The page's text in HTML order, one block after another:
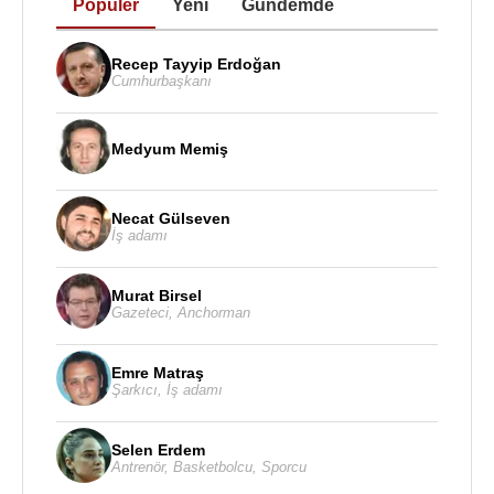
Mary, 19 yıl tutsak kaldı. En sonunda
yapılan başarısız suikast girişiminden sonra yani
tarihe Babington komplosu olarak geçen olaydan
sonra Mary 25 Ekim1586
oldu ve 8 Şubat1587tarihinde idam edildi.
14 Aralık 1542-24 Temmuz 1567 tarihleri arasında
İskoçya kraliçesi idi. 1558-1560 yılları arasında
Fransa Kralı II. François ile evlenerek Fransa
Kraliçesi oldu. 1587 tarihinde
döneminde vatana ihanetten suçlandı ve idam
edildi. Mary Fotheringay Şatosu'nda idam edildi ve
Peterborough Katedrali'ne gömüldü. 1612'de
mezarı Westminster Abbey'e taşındı.
Evlilikleri:
1.eşi: 1558 yılında Fransa Prensi II. François ile
evlendi. 5 Aralık 1560 tarihinde bir türlü geçmeyen
kulak iltihabı nedeniyle eşi öldü.
Popüler Yeni Gündemde
Recep Tayyip Erdoğan
Cumhurbaşkanı
Medyum Memiş
Necat Gülseven
İş adamı
Murat Birsel
Gazeteci Anchorman
Emre Matraş
Şarkıcı İş adamı
Selen Erdem
Antrenör, Basketbolcu Sporcu